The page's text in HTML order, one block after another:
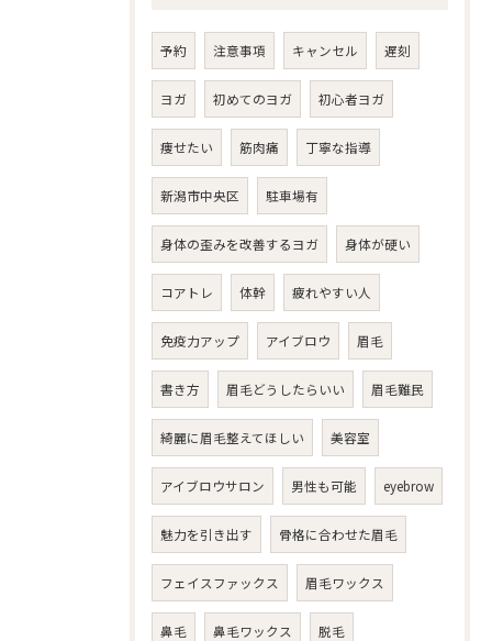
予約 注意事項 キャンセル 遅刻
ヨガ 初めてのヨガ 初心者ヨガ
痩せたい 筋肉痛 丁寧な指導
新潟市中央区 駐車場有
身体の歪みを改善するヨガ 身体が硬い
コアトレ 体幹 疲れやすい人
免疫力アップ アイブロウ 眉毛
書き方 眉毛どうしたらいい 眉毛難民
綺麗に眉毛整えてほしい 美容室
アイブロウサロン 男性も可能 eyebrow
魅力を引き出す 骨格に合わせた眉毛
フェイスファックス 眉毛ワックス
鼻毛 鼻毛ワックス 脱毛